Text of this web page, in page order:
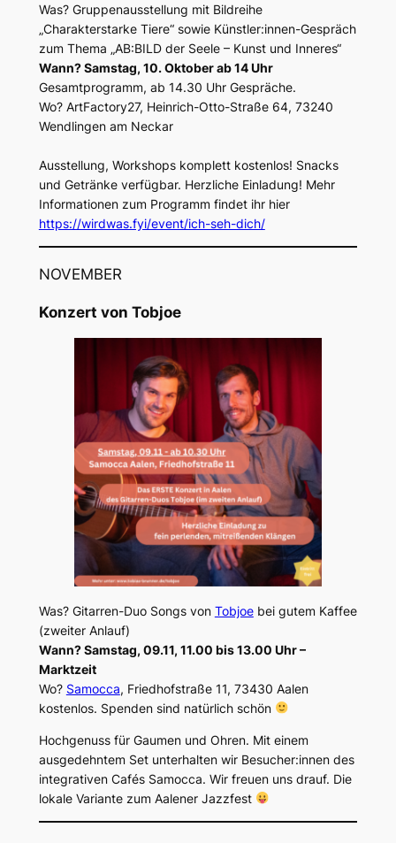
Was? Gruppenausstellung mit Bildreihe
„Charakterstarke Tiere“ sowie Künstler:innen-Gespräch
zum Thema „AB:BILD der Seele – Kunst und Inneres“
Wann? Samstag, 10. Oktober ab 14 Uhr
Gesamtprogramm, ab 14.30 Uhr Gespräche.
Wo? ArtFactory27, Heinrich-Otto-Straße 64, 73240
Wendlingen am Neckar
Ausstellung, Workshops komplett kostenlos! Snacks
und Getränke verfügbar. Herzliche Einladung! Mehr
Informationen zum Programm findet ihr hier
https://wirdwas.fyi/event/ich-seh-dich/
NOVEMBER
Konzert von Tobjoe
Was? Gitarren-Duo Songs von Tobjoebei gutem Kaffee
(zweiter Anlauf)
Wann? Samstag, 09.11, 11.00 bis 13.00 Uhr –
Marktzeit
Wo? Samocca, Friedhofstraße 11, 73430 Aalen
kostenlos. Spenden sind natürlich schön
Hochgenuss für Gaumen und Ohren. Mit einem
ausgedehntem Set unterhalten wir Besucher:innen des
integrativen Cafés Samocca. Wir freuen uns drauf. Die
lokale Variante zum Aalener Jazzfest